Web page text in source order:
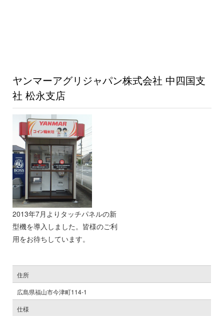
ヤンマーアグリジャパン株式会社 中四国支
社 松永支店
2013年7月よりタッチパネルの新
型機を導入しました。皆様のご利
用をお待ちしています。
住所
広島県福山市今津町114-1
仕様